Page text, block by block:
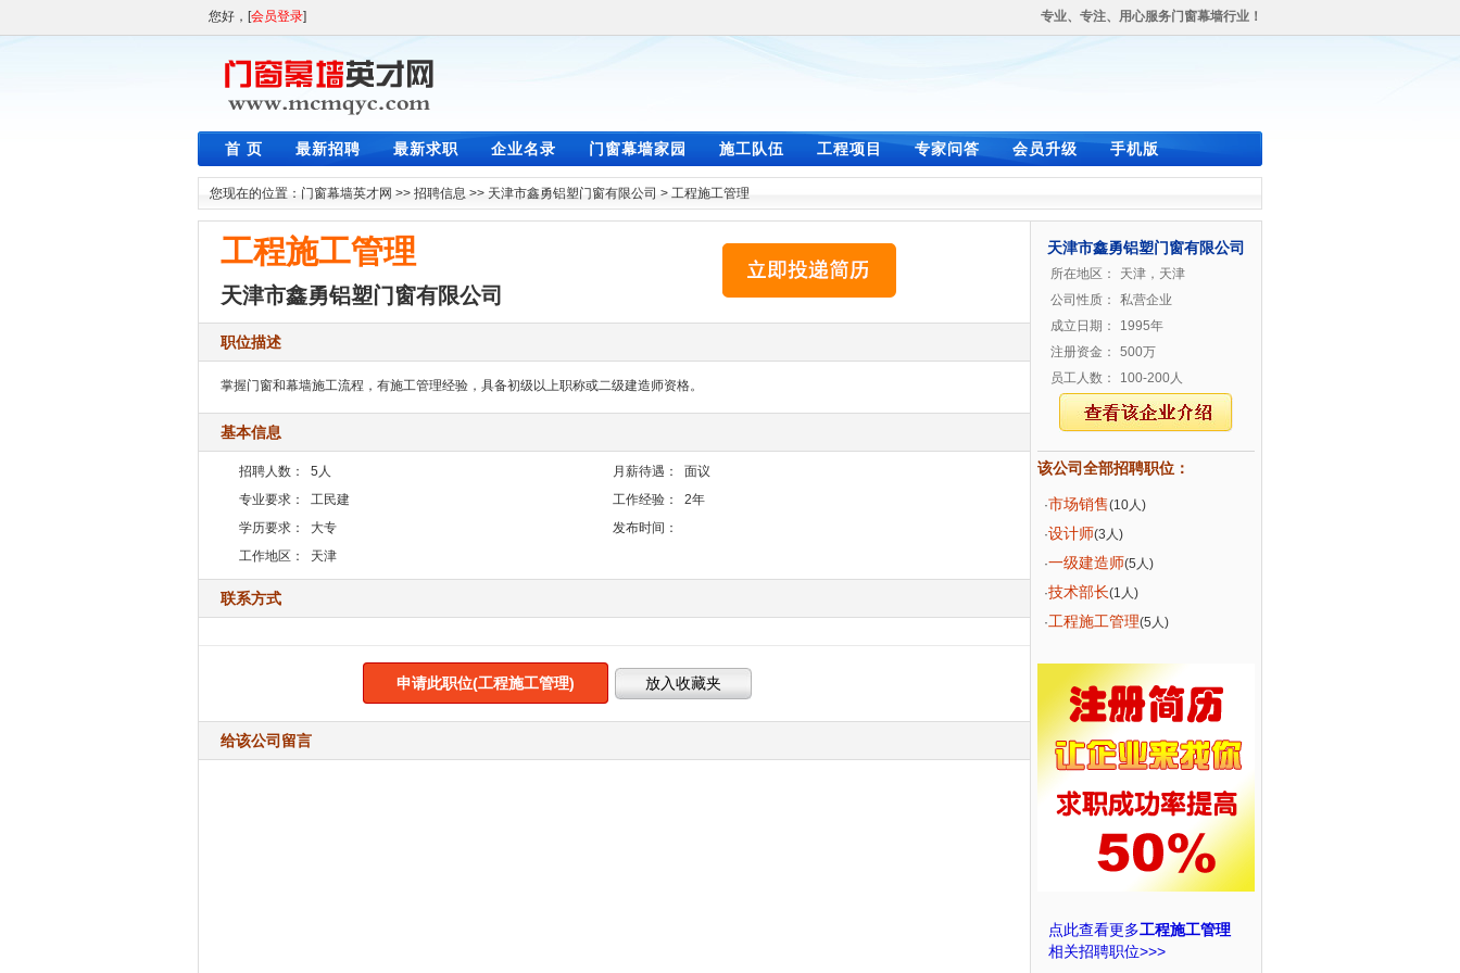
您好，[会员登录] 专业、专注、用心服务门窗幕墙行业！
首 页 最新招聘 最新求职 企业名录 门窗幕墙家园 施工队伍 工程项目 专家问答 会员升级 手机版
您现在的位置： 门窗幕墙英才网 >> 招聘信息 >> 天津市鑫勇铝塑门窗有限公司 > 工程施工管理
工程施工管理
天津市鑫勇铝塑门窗有限公司
职位描述
掌握门窗和幕墙施工流程，有施工管理经验，具备初级以上职称或二级建造师资格。
基本信息
招聘人数： 5人 月薪待遇：
面议
专业要求：
工民建 工作经验：
2年
学历要求：
大专
发布时间：
工作地区：
天津
联系方式
申请此职位(工程施工管理)
给该公司留言
天津市鑫勇铝塑门窗有限公司
所在地区：
天津，天津
公司性质：
私营企业
成立日期：
1995年
注册资金：
500万
员工人数：
100-200人
该公司全部招聘职位：
·市场销售(10人)
·设计师(3人)
·一级建造师(5人)
·技术部长(1人)
·工程施工管理(5人)
点此查看更多工程施工管理
相关招聘职位>>>